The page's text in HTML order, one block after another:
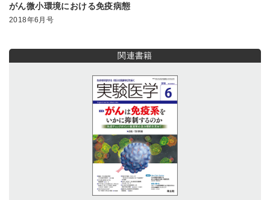
がん微小環境における免疫病態
2018年6月号
関連書籍